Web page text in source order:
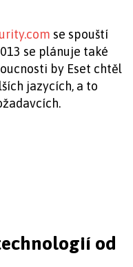
se spouští
se plánuje také
by Eset chtěl
jazycích, a to
od